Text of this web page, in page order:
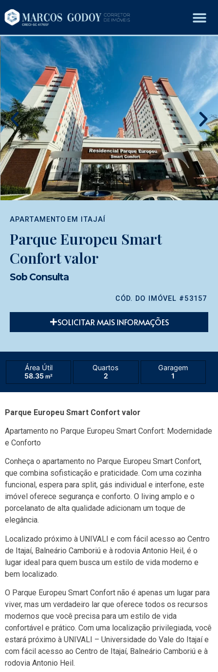
APARTAMENTO EM ITAJAÍ
Parque Europeu Smart
Confort valor
Sob Consulta
CÓD. DO IMÓVEL #53157
SOLICITAR MAIS INFORMAÇÕES
Área Útil
58.35 m²
Quartos
2
Garagem
1
Parque Europeu Smart Confort valor
Apartamento no Parque Europeu Smart Confort: Modernidade
e Conforto
Conheça o apartamento no Parque Europeu Smart Confort,
que combina sofisticação e praticidade. Com uma cozinha
funcional, espera para split, gás individual e interfone, este
imóvel oferece segurança e conforto. O living amplo e o
porcelanato de alta qualidade adicionam um toque de
elegância.
Localizado próximo à UNIVALI e com fácil acesso ao Centro
de Itajaí, Balneário Camboriú e à rodovia Antonio Heil, é o
lugar ideal para quem busca um estilo de vida moderno e
bem localizado.
O Parque Europeu Smart Confort não é apenas um lugar para
viver, mas um verdadeiro lar que oferece todos os recursos
modernos que você precisa para um estilo de vida
confortável e prático. Com uma localização privilegiada, você
estará próximo à UNIVALI – Universidade do Vale do Itajaí e
com fácil acesso ao Centro de Itajaí, Balneário Camboriú e à
rodovia Antonio Heil.